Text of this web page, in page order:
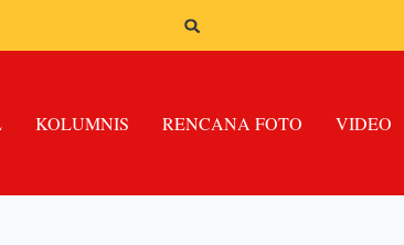
KOLUMNIS RENCANA FOTO VIDEO